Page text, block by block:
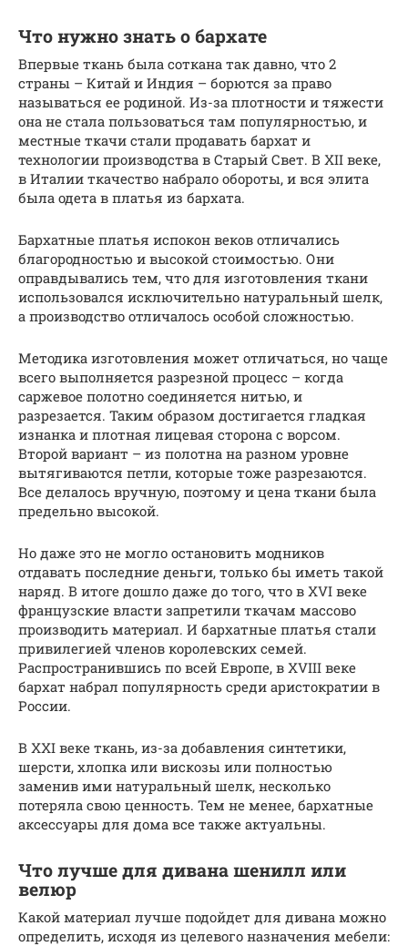
Что нужно знать о бархате
Впервые ткань была соткана так давно, что 2
страны – Китай и Индия – борются за право
называться ее родиной. Из-за плотности и тяжести
она не стала пользоваться там популярностью, и
местные ткачи стали продавать бархат и
технологии производства в Старый Свет. В XII веке,
в Италии ткачество набрало обороты, и вся элита
была одета в платья из бархата.
Бархатные платья испокон веков отличались
благородностью и высокой стоимостью. Они
оправдывались тем, что для изготовления ткани
использовался исключительно натуральный шелк,
а производство отличалось особой сложностью.
Методика изготовления может отличаться, но чаще
всего выполняется разрезной процесс – когда
саржевое полотно соединяется нитью, и
разрезается. Таким образом достигается гладкая
изнанка и плотная лицевая сторона с ворсом.
Второй вариант – из полотна на разном уровне
вытягиваются петли, которые тоже разрезаются.
Все делалось вручную, поэтому и цена ткани была
предельно высокой.
Но даже это не могло остановить модников
отдавать последние деньги, только бы иметь такой
наряд. В итоге дошло даже до того, что в XVI веке
французские власти запретили ткачам массово
производить материал. И бархатные платья стали
привилегией членов королевских семей.
Распространившись по всей Европе, в XVIII веке
бархат набрал популярность среди аристократии в
России.
В XXI веке ткань, из-за добавления синтетики,
шерсти, хлопка или вискозы или полностью
заменив ими натуральный шелк, несколько
потеряла свою ценность. Тем не менее, бархатные
аксессуары для дома все также актуальны.
Что лучше для дивана шенилл или
велюр
Какой материал лучше подойдет для дивана можно
определить, исходя из целевого назначения мебели: